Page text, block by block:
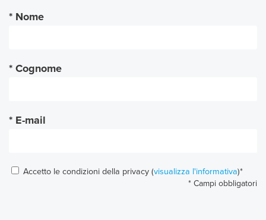
Nome
Cognome
E-mail
Accetto le condizioni della privacy (visualizza l'informativa)*
* Campi obbligatori